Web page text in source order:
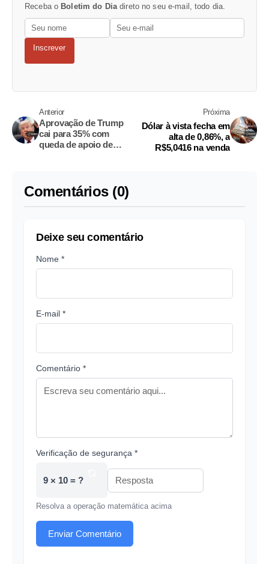
Receba o Boletim do Diadireto no seu e-mail, todo dia.
Inscrever
Anterior
Aprovação de Trump
cai para 35% com
queda de apoio de
Próxima
Dólar à vista fecha em
alta de 0,86%, a
R$5,0416 na venda
Comentários (0)
Deixe seu comentário
Nome *
E-mail *
Comentário *
Verificação de segurança *
9 × 10 = ?
Resolva a operação matemática acima
Enviar Comentário